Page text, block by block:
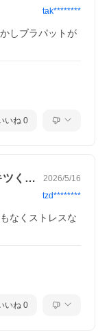
tak********
しブラパットが
いね 0
ゴムが外側で痒くなる事もなく、キツくも… 2026/5/16
tzd********
なくストレスな
いね 0